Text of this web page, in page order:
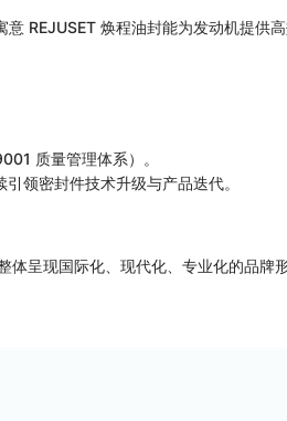
REJUSET 焕程油封能为发动机提供
质量管理体系）。
领密封件技术升级与产品迭代。
呈现国际化、现代化、专业化的品牌